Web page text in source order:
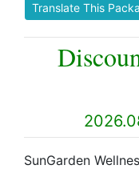
Translate This
SunGarden